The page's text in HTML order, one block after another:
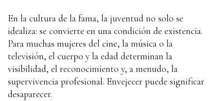
En la cultura de la fama, la juventud no solo se
idealiza: se convierte en una condición de existencia.
Para muchas mujeres del cine, la música o la
televisión, el cuerpo y la edad determinan la
visibilidad, el reconocimiento y, a menudo, la
supervivencia profesional. Envejecer puede significar
desaparecer.